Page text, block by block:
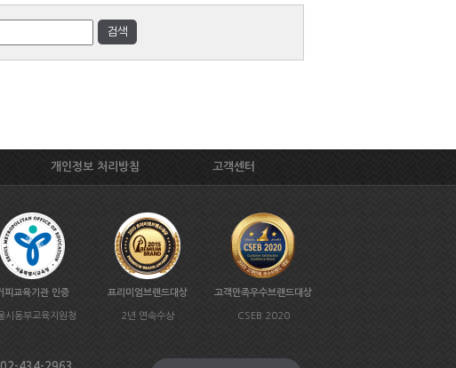
개인정보 처리방침 고객센터
피교육기관 인증
시동부교육지원청
프리미엄브랜드대상
2년 연속수상
고객만족우수브랜드대상
CSEB 2020